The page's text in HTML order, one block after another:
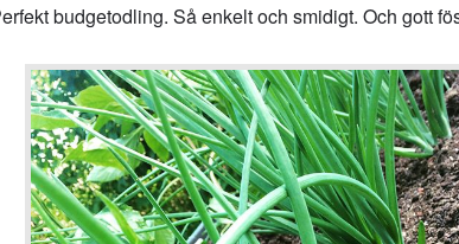
budgetodling. Så enkelt och smidigt. Och gott